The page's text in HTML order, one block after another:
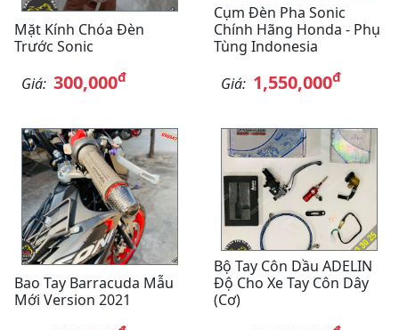
Mặt Kính Chóa Đèn
Trước Sonic
Giá: 300,000đ
Cụm Đèn Pha Sonic
Chính Hãng Honda - Phụ
Tùng Indonesia
Giá: 1,550,000đ
Bao Tay Barracuda Mẫu
Mới Version 2021
Bộ Tay Côn Dầu ADELIN
Độ Cho Xe Tay Côn Dây
(cơ)